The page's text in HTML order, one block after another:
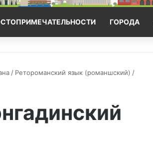
ГОРОДА
/ Ретороманский язык (романшский) /